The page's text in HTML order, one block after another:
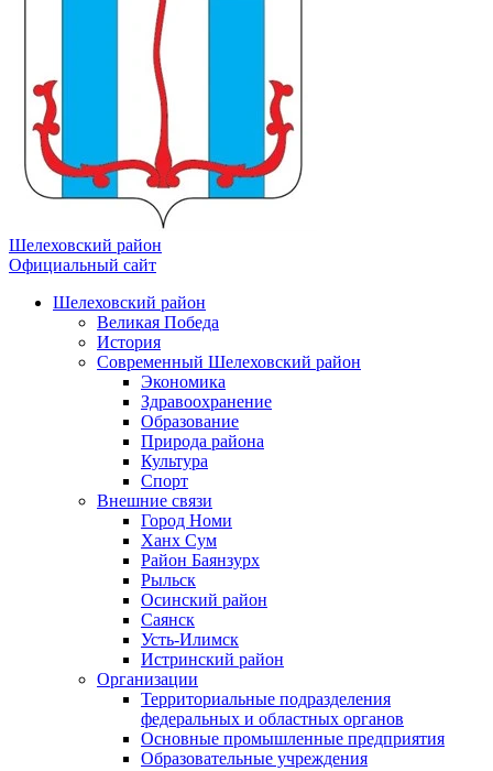
Шелеховский район
Официальный сайт
Шелеховский район
Великая Победа
История
Современный Шелеховский район
Экономика
Здравоохранение
Образование
Природа района
Культура
Спорт
Внешние связи
Город Номи
Ханх Сум
Район Баянзурх
Рыльск
Осинский район
Саянск
Усть-Илимск
Истринский район
Организации
Территориальные подразделения
федеральных и областных органов
Основные промышленные предприятия
Образовательные учреждения